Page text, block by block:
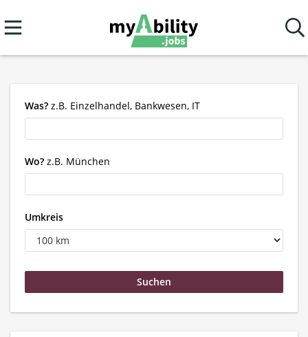
Was? z.B. Einzelhandel, Bankwesen, IT
Wo? z.B. München
Umkreis